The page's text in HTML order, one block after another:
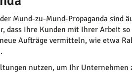
Mund-zu-Mund-Propaganda sind
dass Ihre Kunden mit Ihrer Arbeit
Aufträge vermitteln, wie etwa
nutzen, um Ihr Unternehmen